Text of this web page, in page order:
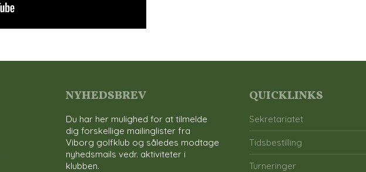
NYHEDSBREV
Du har her mulighed for at tilmelde
dig forskellige mailinglister fra
Viborg golfklub og således modtage
nyhedsmails vedr. aktiviteter i
klubben.
QUICKLINKS
Sekretariatet
Tidsbestilling
Turneringer